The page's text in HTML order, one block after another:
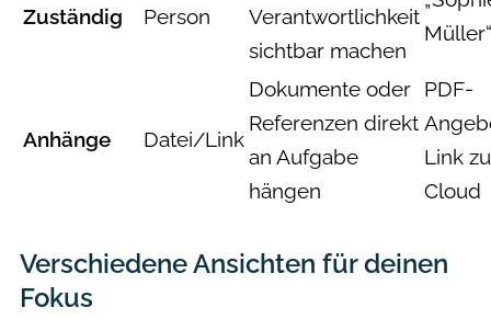
Zuständig Person
Verantwortlichkeit
sichtbar machen
Müller“
Anhänge Datei/Link
Dokumente oder
Referenzen direkt
an Aufgabe
hängen
PDF-
Link
Cloud
Verschiedene Ansichten für deinen
Fokus